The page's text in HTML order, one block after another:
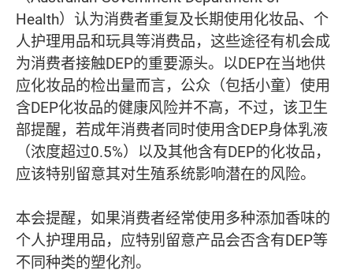
Health）认为消费者重复及长期使用化妆品、个
人护理用品和玩具等消费品，这些途径有机会成
为消费者接触DEP的重要源头。以DEP在当地供
应化妆品的检出量而言，公众（包括小童）使用
含DEP化妆品的健康风险并不高，不过，该卫生
部提醒，若成年消费者同时使用含DEP身体乳液
（浓度超过0.5%）以及其他含有DEP的化妆品，
应该特别留意其对生殖系统影响潜在的风险。
本会提醒，如果消费者经常使用多种添加香味的
个人护理用品，应特别留意产品会否含有DEP等
不同种类的塑化剂。